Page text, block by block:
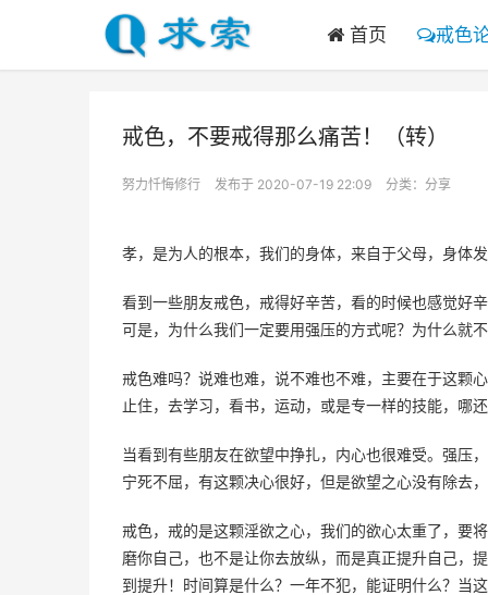
首页 戒色
戒色，不要戒得那么痛苦！（转）
努力忏悔修行 发布于 2020-07-19 22:09 分类： 分享
孝，是为人的根本，我们的身体，来自于父母，身体
看到一些朋友戒色，戒得好辛苦，看的时候也感觉好
可是，为什么我们一定要用强压的方式呢？为什么就
戒色难吗？说难也难，说不难也不难，主要在于这颗
止住，去学习，看书，运动，或是专一样的技能，哪
当看到有些朋友在欲望中挣扎，内心也很难受。强压
宁死不屈，有这颗决心很好，但是欲望之心没有除去
戒色，戒的是这颗淫欲之心，我们的欲心太重了，要
磨你自己，也不是让你去放纵，而是真正提升自己，
到提升！时间算是什么？一年不犯，能证明什么？当